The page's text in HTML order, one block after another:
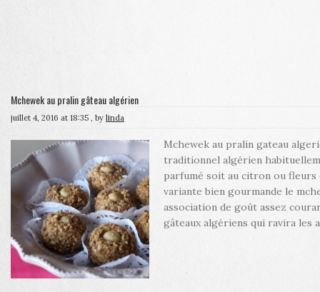
Mchewek au pralin gâteau algérien
juillet 4, 2016 at 18:35 , by linda
Mchewek au pralin gateau
traditionnel algérien
parfumé soit au citron ou fleurs
variante bien gourmande le
association de goût assez
gâteaux algériens qui ravira les